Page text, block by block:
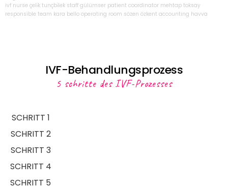
ivf nurse çeli̇k tunçbi̇lek staff gülümser patient coordinator mehtap toksay
responsible team kara bello operating room sözen özkent accounting havva
IVF-Behandlungsprozess
5 schritte des IVF-Prozesses
SCHRITT 1
SCHRITT 2
SCHRITT 3
SCHRITT 4
SCHRITT 5